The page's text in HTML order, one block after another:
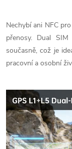
Nechybí ani NFC
přenosy. Dual
současně, což je
pracovní a osobní